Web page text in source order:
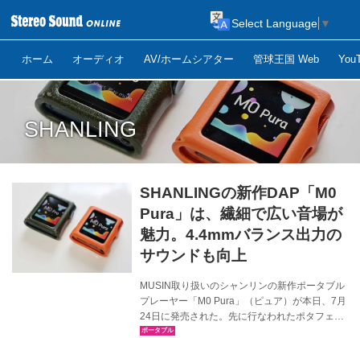
ホーム オーディオ AV/ホームシアター 管球王国 Web
Select Language ▼
SHANLING
SHANLINGの新作DAP「M0
Pura」は、繊細で広い音場が
魅力。4.4mmバランス出力の
サウンドも向上
MUSIN取り扱いのシャンリンの新作ポータブル
プレーヤー「M0 Pura」（ピュア）が本日、7月
24日に発売された。先に行なわれたポタフェス
やヘッドフォン祭で参考展示されていたので、